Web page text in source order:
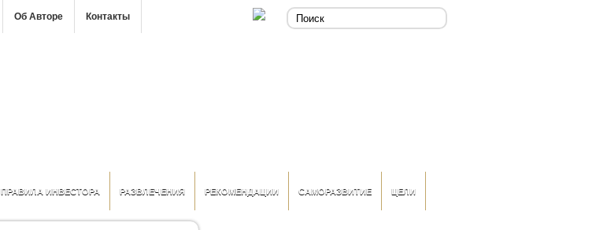
Об Авторе Контакты
ПРАВИЛА ИНВЕСТОРА РАЗВЛЕЧЕНИЯ РЕКОМЕНДАЦИИ САМОРАЗВИТИЕ ЦЕЛИ